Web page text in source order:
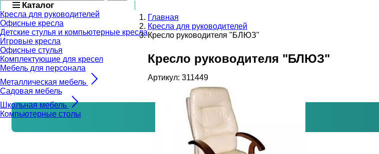
Каталог
Кресла для руководителей
Офисные кресла
Детские стулья и компьютерные кресла
Игровые кресла
Офисные стулья
Комплектующие для кресел
Мебель для персонала
Металлическая мебель
Садовая мебель
Школьная мебель
Компьютерные столы
Главная
Кресла для руководителей
Кресло руководителя "БЛЮЗ"
Кресло руководителя "БЛЮЗ"
Артикул: 311449